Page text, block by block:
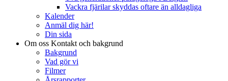
Vackra fjärilar skyddas oftare än alldagliga
Kalender
Anmäl dig här!
Din sida
Om oss Kontakt och bakgrund
Bakgrund
Vad gör vi
Filmer